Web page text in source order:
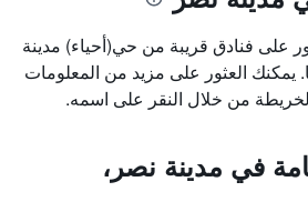
على فنادق قريبة من حي(أحياء) مدينة
يمكنك العثور على مزيد من المعلومات
من خلال النقر على اسمه.
في مدينة نصر،